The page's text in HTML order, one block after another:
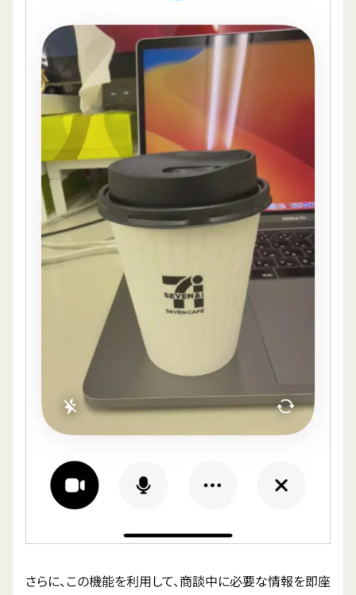
さらに、この機能を利用して、商談中に必要な情報を即座